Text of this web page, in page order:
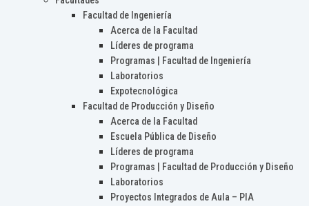
Facultad de Ingeniería
Acerca de la Facultad
Líderes de programa
Programas | Facultad de Ingeniería
Laboratorios
Expotecnológica
Facultad de Producción y Diseño
Acerca de la Facultad
Escuela Pública de Diseño
Líderes de programa
Programas | Facultad de Producción y Diseño
Laboratorios
Proyectos Integrados de Aula – PIA